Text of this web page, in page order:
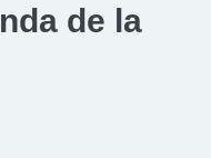
de la